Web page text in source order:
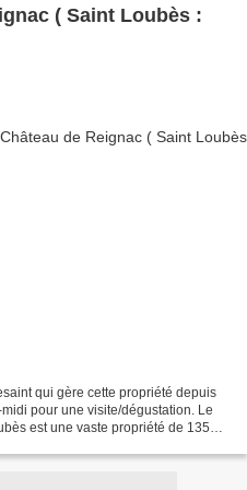
( Saint Loubès :
qui gère cette propriété depuis
pour une visite/dégustation. Le
est une vaste propriété de 135